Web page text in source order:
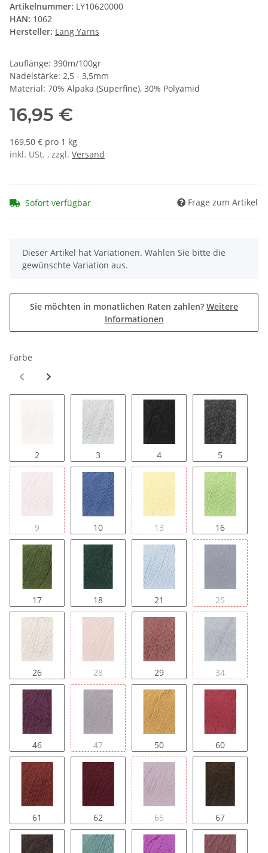
Artikelnummer: LY10620000
HAN: 1062
Hersteller: Lang Yarns
Lauflänge: 390m/100gr
Nadelstärke: 2,5 - 3,5mm
Material: 70% Alpaka (Superfine), 30% Polyamid
16,95 €
169,50 € pro 1 kg
inkl. USt. , zzgl. Versand
Sofort verfügbar Frage zum Artikel
x
Dieser Artikel hat Variationen. Wählen Sie bitte die
gewünschte Variation aus.
Sie möchten in monatlichen Raten zahlen? Weitere
Informationen
Farbe
2 3 4 5
9 10 13 16
17 18 21 25
26 28 29 34
46 47 50 60
61 62 65 67